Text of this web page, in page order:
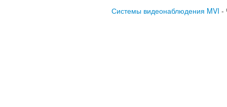
Системы видеонаблюдения MVI -